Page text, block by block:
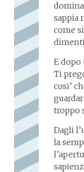
sappia
come
E dopo
Ti
cosi’
troppo
Dagli
la